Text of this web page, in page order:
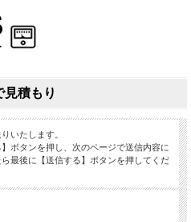
見積もり
いたします。
ボタンを押し、次のページで送信内容に
最後に【送信する】ボタンを押してくだ